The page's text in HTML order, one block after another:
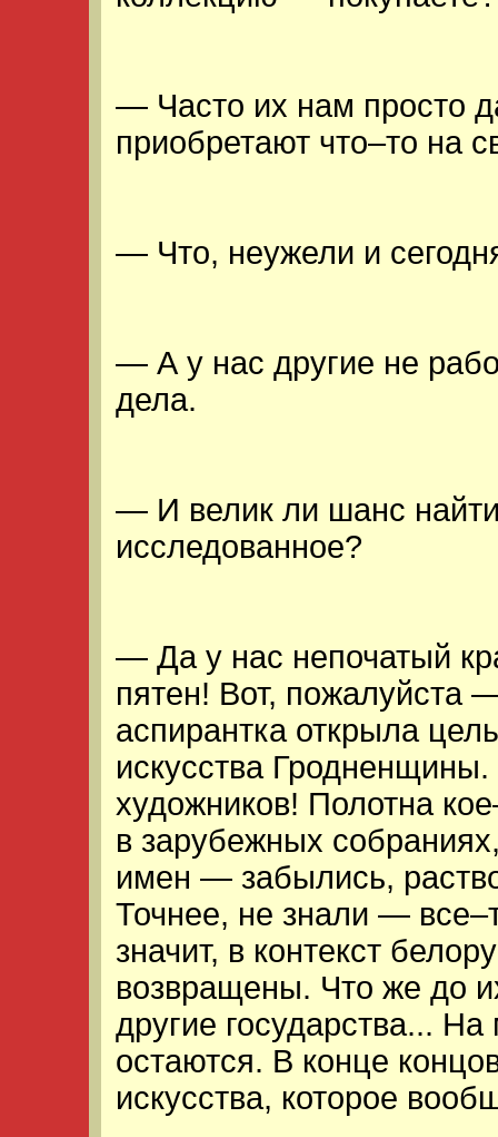
— Часто их нам просто
приобретают что–то на
— Что, неужели и
— А у нас другие не
дела.
— И велик ли шанс
исследованное?
— Да у нас непочатый
пятен! Вот, пожалуйста
аспирантка открыла
искусства
художников! Полотна
в зарубежных
имен — забылись,
Точнее, не знали —
значит, в контекст
возвращены. Что же до
другие государства...
остаются. В конце
искусства, которое